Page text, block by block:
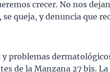
crecer. No nos
queja, y denuncia que
problemas
de la Manzana 27 bis.